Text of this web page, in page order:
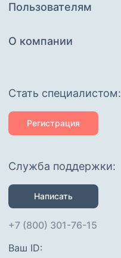
Пользователям
О компании
Cтать специалистом:
Регистрация
Служба поддержки:
Написать
+7 (800) 301-76-15
Ваш ID: